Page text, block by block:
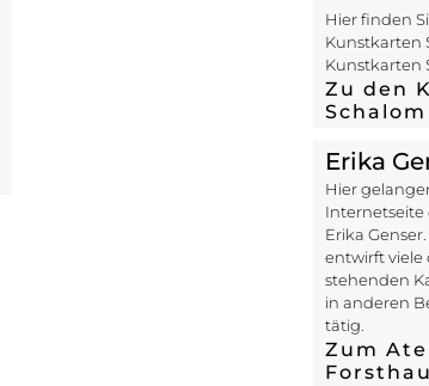
Hier finden
Kunstkarten
Kunstkarten
Zu den
Schalom
Erika
Hier
Internetseite
Erika
entwirft viele
stehenden
in anderen
tätig.
Zum